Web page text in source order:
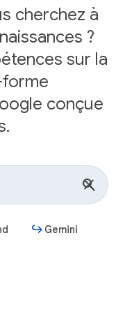
cherchez à
?
sur la
conçue
Gemini